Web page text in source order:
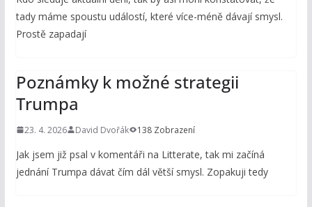
tady máme spoustu událostí, které více-méně dávají smysl.
Prostě zapadají
Poznámky k možné strategii
Trumpa
23. 4. 2026 David Dvořák 138 Zobrazení
Jak jsem již psal v komentáři na Litterate, tak mi začíná
jednání Trumpa dávat čím dál větší smysl. Zopakuji tedy